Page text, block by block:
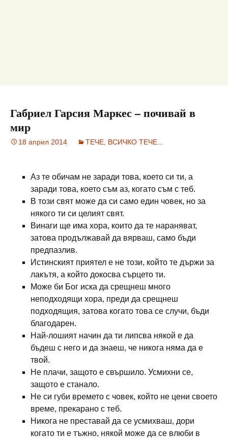
Габриел Гарсия Маркес – почивай в
мир
18 април 2014 ТЕЧЕ, ВСИЧКО ТЕЧЕ...
Аз те обичам не заради това, което си ти, а
заради това, което съм аз, когато съм с теб.
В този свят може да си само един човек, но за
някого ти си целият свят.
Винаги ще има хора, които да те нараняват,
затова продължавай да вярваш, само бъди
предпазлив.
Истинският приятел е не този, който те държи за
лакътя, а който докосва сърцето ти.
Може би Бог иска да срещнеш много
неподходящи хора, преди да срещнеш
подходящия, затова когато това се случи, бъди
благодарен.
Най-лошият начин да ти липсва някой е да
бъдеш с него и да знаеш, че никога няма да е
твой.
Не плачи, защото е свършило. Усмихни се,
защото е станало.
Не си губи времето с човек, който не цени своето
време, прекарано с теб.
Никога не преставай да се усмихваш, дори
когато ти е тъжно, някой може да се влюби в